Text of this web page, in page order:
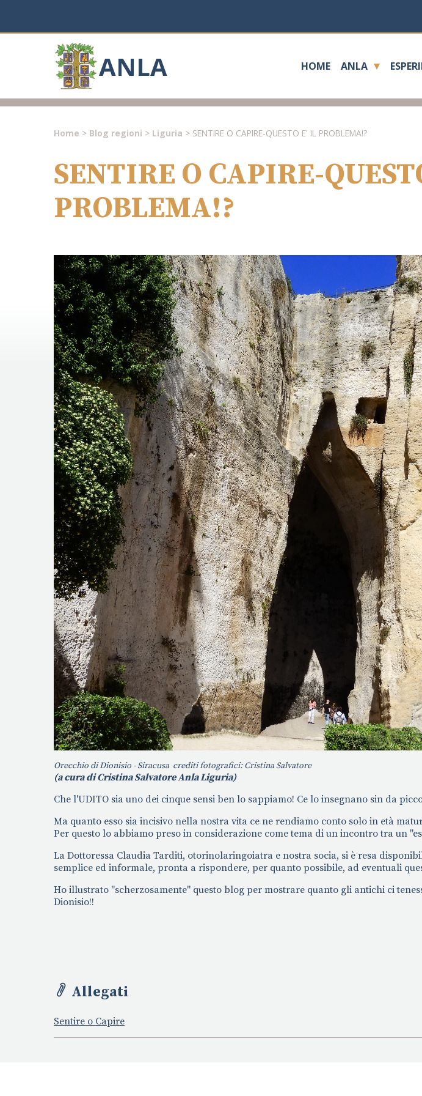
ANLA HOME ANLA
Home > Blog regioni > Liguria > SENTIRE O CAPIRE-QUESTO E' IL PROBLEMA!?
SENTIRE O CAPIRE-
PROBLEMA!?
Orecchio di Dionisio - Siracusa crediti fotografici: Cristina Salvatore
(a cura di Cristina Salvatore Anla Liguria)
Che l'UDITO sia uno dei cinque sensi ben lo sappiamo! Ce lo insegnano sin da
Ma quanto esso sia incisivo nella nostra vita ce ne rendiamo conto solo in età
Per questo lo abbiamo preso in considerazione come tema di un incontro tra un
La Dottoressa Claudia Tarditi, otorinolaringoiatra e nostra socia, si è resa
semplice ed informale, pronta a rispondere, per quanto possibile, ad eventuali
Ho illustrato "scherzosamente" questo blog per mostrare quanto gli antichi ci
Dionisio!!
Allegati
Sentire o Capire